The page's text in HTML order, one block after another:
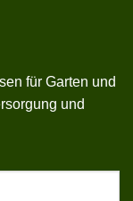
für Garten und
und